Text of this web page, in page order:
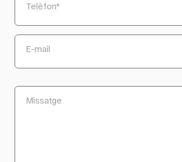
Telèfon*
E-mail
Missatge